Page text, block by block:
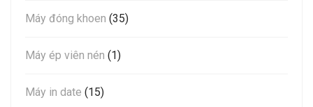
Máy đóng khoen (35)
Máy ép viên nén (1)
Máy in date (15)